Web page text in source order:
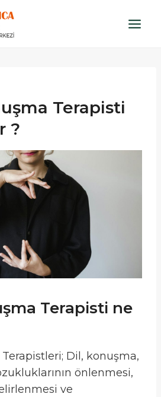
Terapisti
?
Terapisti ne
Dil, konuşma,
önlenmesi,
ve